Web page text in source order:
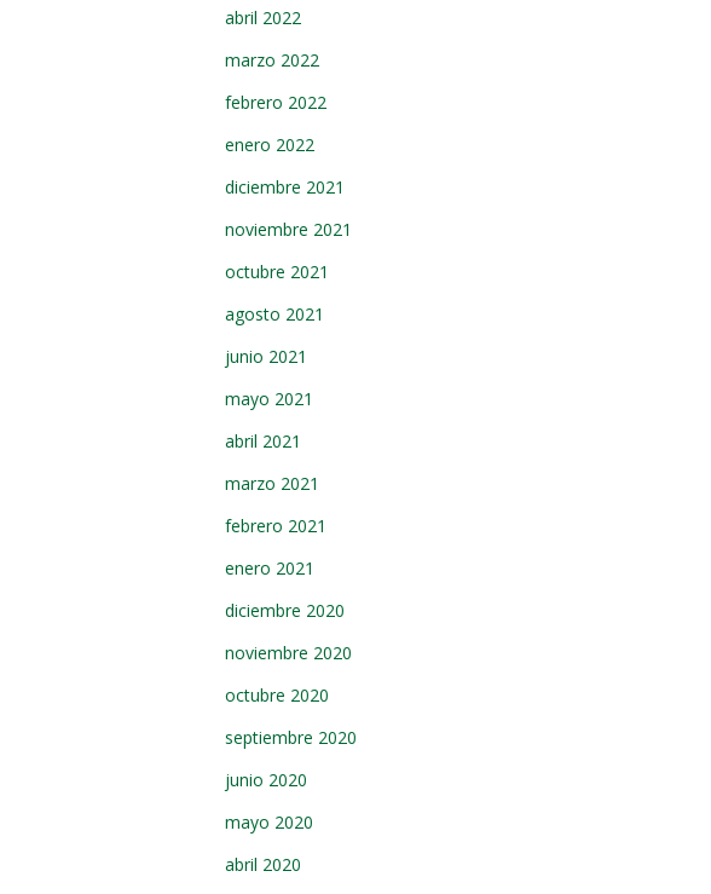
abril 2022
marzo 2022
febrero 2022
enero 2022
diciembre 2021
noviembre 2021
octubre 2021
agosto 2021
junio 2021
mayo 2021
abril 2021
marzo 2021
febrero 2021
enero 2021
diciembre 2020
noviembre 2020
octubre 2020
septiembre 2020
junio 2020
mayo 2020
abril 2020